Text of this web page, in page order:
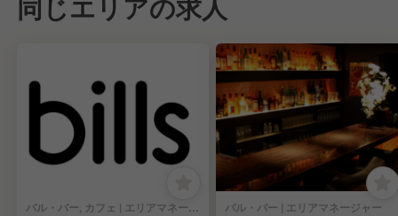
同じエリアの求人
バル・バー, カフェ | エリアマネージャー バル・バー | エリアマネージャー